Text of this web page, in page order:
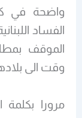
واضحة في
الفساد
الموقف
وقت الى
مرورا